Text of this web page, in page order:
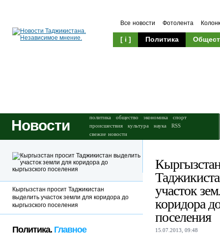
Все новости Фотолента
[ i ] Политика
Новости политика общество экономика
спорт
происшествия
культура наука
RSS
свежие новости
участок
коридора
поселения
15.07.2013, 09:48
Кыргызстан просит Таджикистан
выделить участок земли для коридора до
кыргызского поселения
Политика. Главное